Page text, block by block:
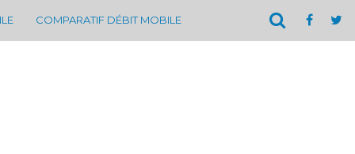
COMPARATIF DÉBIT MOBILE